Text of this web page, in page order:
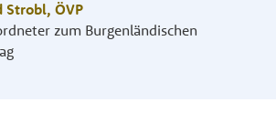
Strobl, ÖVP
zum Burgenländischen